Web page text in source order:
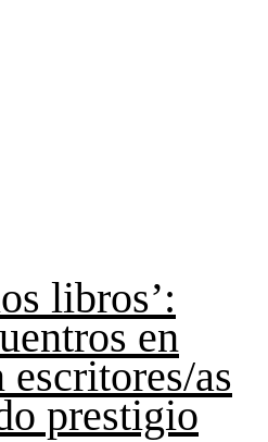
libros’:
en
escritores/as
prestigio